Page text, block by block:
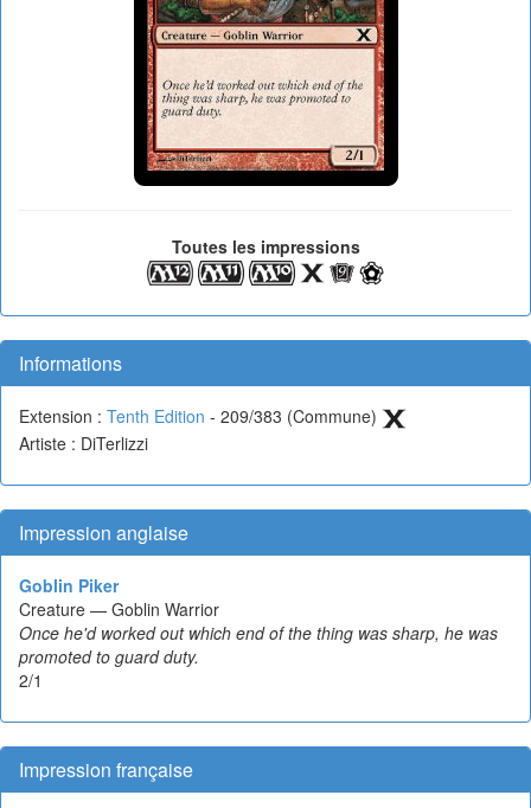
Toutes les impressions
Informations
Extension : Tenth Edition - 209/383 (Commune)
Artiste : DiTerlizzi
Impression anglaise
Goblin Piker
Creature — Goblin Warrior
Once he'd worked out which end of the thing was sharp, he was
promoted to guard duty.
2/1
Impression française